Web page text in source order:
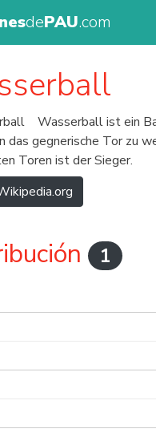
dePAU.com
Wasserball ist ein
das gegnerische Tor zu
Toren ist der Sieger.
1